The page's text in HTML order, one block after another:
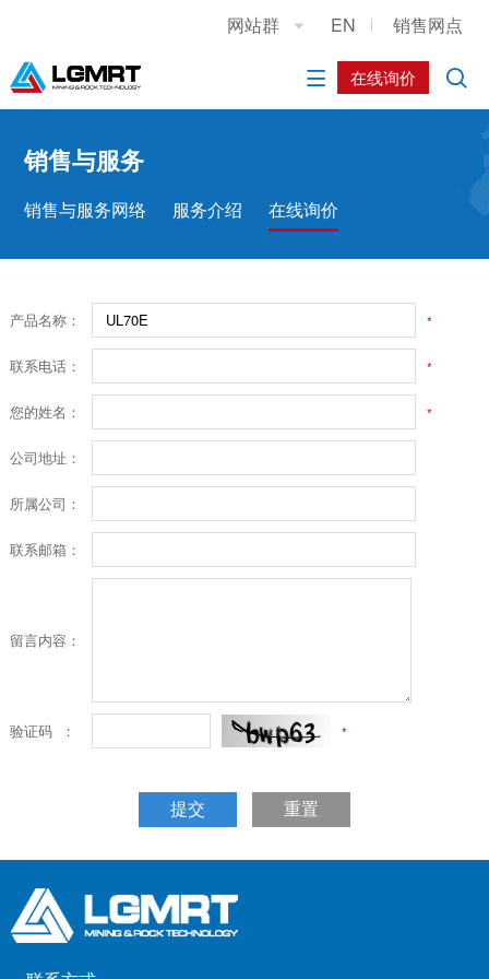
网站群  EN 销售网点
在线询价 

公司简介
发展历程
联系我们
公司新闻
社会媒体
露天钻车
地下钻车
地下铲运设备
销售与服务网络
服务介绍
在线询价
工况案例
人才理念
社会招聘
简历投递
销售与服务
销售与服务网络 服务介绍 在线询价
产品名称： *
联系电话： *
您的姓名： *
公司地址：
所属公司：
联系邮箱：
留言内容：
验证码 ： *
提交 重置